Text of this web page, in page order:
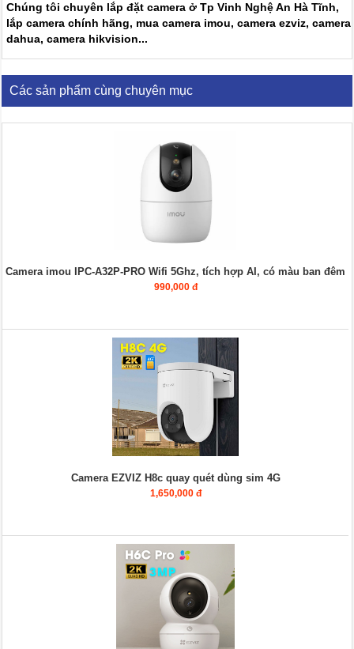
Chúng tôi chuyên lắp đặt camera ở Tp Vinh Nghệ An Hà Tĩnh,
lắp camera chính hãng, mua camera imou, camera ezviz, camera
dahua, camera hikvision...
Các sản phẩm cùng chuyên mục
Camera imou IPC-A32P-PRO Wifi 5Ghz, tích hợp AI, có màu ban đêm
990,000 đ
Camera EZVIZ H8c quay quét dùng sim 4G
1,650,000 đ